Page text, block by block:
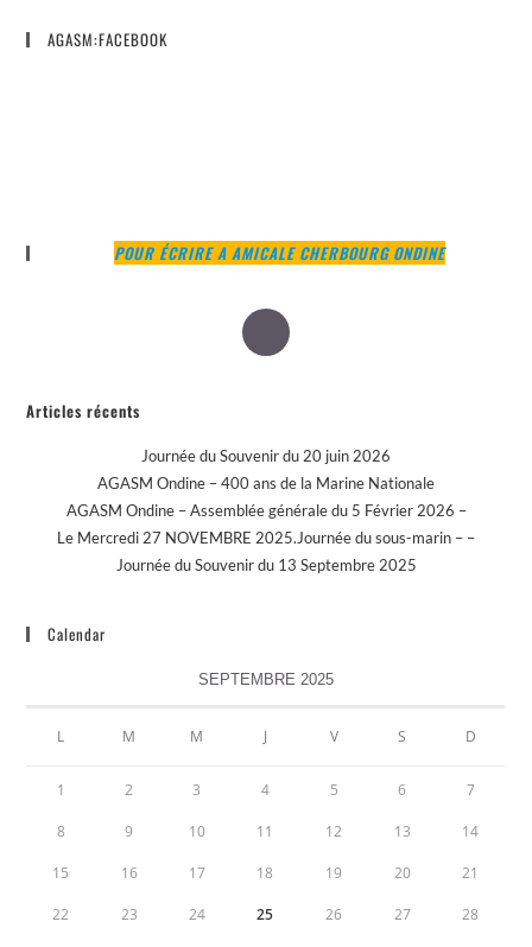
AGASM:FACEBOOK
POUR ÉCRIRE A AMICALE CHERBOURG ONDINE
Articles récents
Journée du Souvenir du 20 juin 2026
AGASM Ondine – 400 ans de la Marine Nationale
AGASM Ondine – Assemblée générale du 5 Février 2026 –
Le Mercredi 27 NOVEMBRE 2025.Journée du sous-marin – –
Journée du Souvenir du 13 Septembre 2025
Calendar
SEPTEMBRE 2025
L M M J V S D
1 2 3 4 5 6 7
8 9 10 11 12 13 14
15 16 17 18 19 20 21
22 23 24 25 26 27 28